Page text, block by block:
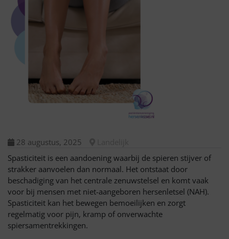
28 augustus, 2025
Spasticiteit is een aandoening waarbij de spieren stijver of
strakker aanvoelen dan normaal. Het ontstaat door
beschadiging van het centrale zenuwstelsel en komt vaak
voor bij mensen met niet-aangeboren hersenletsel (NAH).
Spasticiteit kan het bewegen bemoeilijken en zorgt
regelmatig voor pijn, kramp of onverwachte
spiersamentrekkingen.